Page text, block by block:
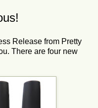
Release from Pretty
There are four new